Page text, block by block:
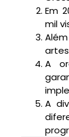
Em
mil
A
A